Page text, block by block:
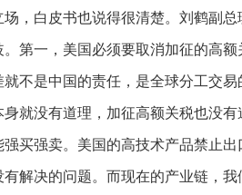
白皮书也说得很清楚。刘鹤副总
第一，美国必须要取消加征的高
不是中国的责任，是全球分工交
身就没有道理，加征高额关税也没
强卖。美国的高技术产品禁止出
有解决的问题。而现在的产业链，